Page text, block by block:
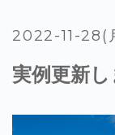
2022-11-28(
実例更新し